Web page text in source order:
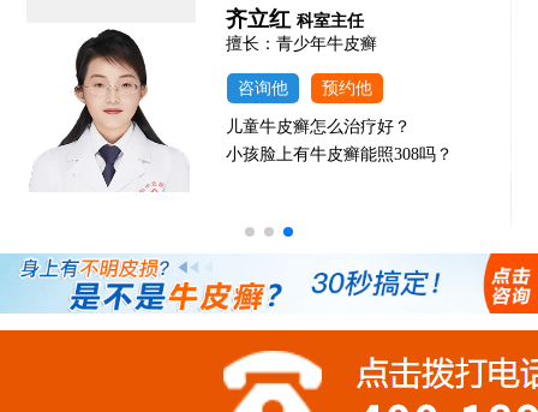
齐立红 科室主任
擅长：青少年牛皮癣
咨询他 预约他
儿童牛皮癣怎么治疗好？
小孩脸上有牛皮癣能照308吗？